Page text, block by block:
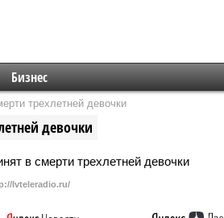
Бизнес
трехлетней девочки
девочки
Ivteleradio.ru/